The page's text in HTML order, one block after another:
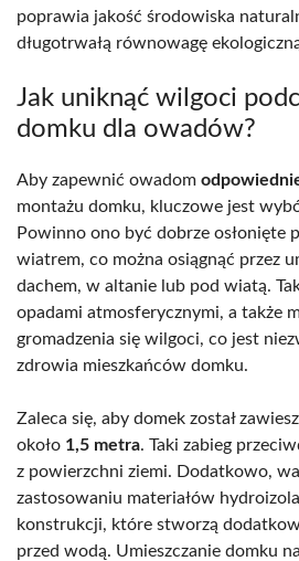
poprawia jakość środowiska
długotrwałą równowagę
Jak uniknąć wilgoci
domku dla owadów?
Aby zapewnić owadom
montażu domku, kluczowe jest
Powinno ono być dobrze osłonięte
wiatrem, co można osiągnąć przez
dachem, w altanie lub pod wiatą.
opadami atmosferycznymi, a także
gromadzenia się wilgoci, co jest
zdrowia mieszkańców domku.
Zaleca się, aby domek został
około 1,5 metra. Taki zabieg
z powierzchni ziemi. Dodatkowo,
zastosowaniu materiałów
konstrukcji, które stworzą
przed wodą. Umieszczanie domku